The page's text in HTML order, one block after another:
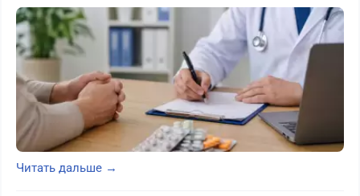
Читать дальше →